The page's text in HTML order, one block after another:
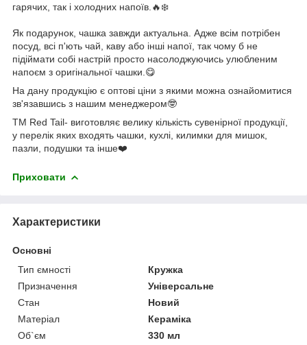
гарячих, так і холодних напоїв.🔥❄️
Як подарунок, чашка завжди актуальна. Адже всім потрібен
посуд, всі п'ють чай, каву або інші напої, так чому б не
підіймати собі настрій просто насолоджуючись улюбленим
напоєм з оригінальної чашки.😋
На дану продукцію є оптові ціни з якими можна ознайомитися
зв'язавшись з нашим менеджером🤓
ТМ Red Tail- виготовляє велику кількість сувенірної продукції,
у перелік яких входять чашки, кухлі, килимки для мишок,
пазли, подушки та інше❤️
Приховати
Характеристики
Основні
Тип ємності
Кружка
Призначення
Універсальне
Стан
Новий
Матеріал
Кераміка
Об`єм
330 мл